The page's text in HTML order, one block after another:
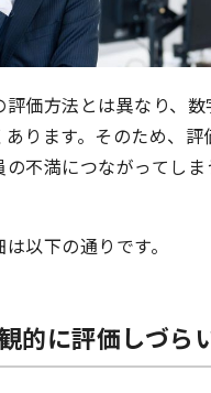
価方法とは異なり、
ります。そのため、評
不満につながってしま
以下の通りです。
的に評価しづら